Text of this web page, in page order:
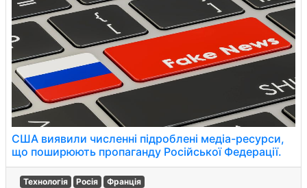
США виявили численні підроблені медіа-ресурси,
що поширюють пропаганду Російської Федерації.
Технологія Росія Франція